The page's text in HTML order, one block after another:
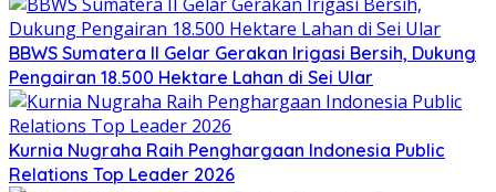
BBWS Sumatera II Gelar Gerakan Irigasi Bersih, Dukung
Pengairan 18.500 Hektare Lahan di Sei Ular
Kurnia Nugraha Raih Penghargaan Indonesia Public
Relations Top Leader 2026